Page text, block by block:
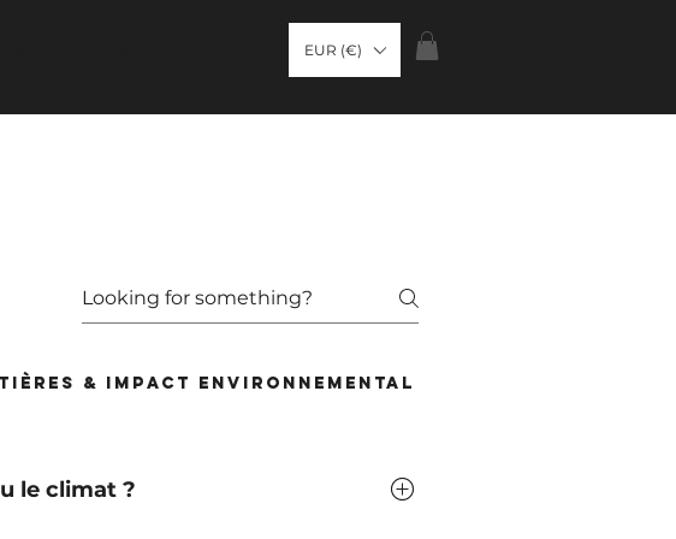
EUR (€)
& Impact environnemental
le climat ?